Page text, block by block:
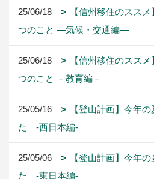
25/06/18
【信州移住のスス
つのこと ―気候・交通編―
25/06/18
【信州移住のスス
つのこと －教育編－
25/05/16
【登山計画】今年
た -西日本編-
25/05/06
【登山計画】今年
た -東日本編-